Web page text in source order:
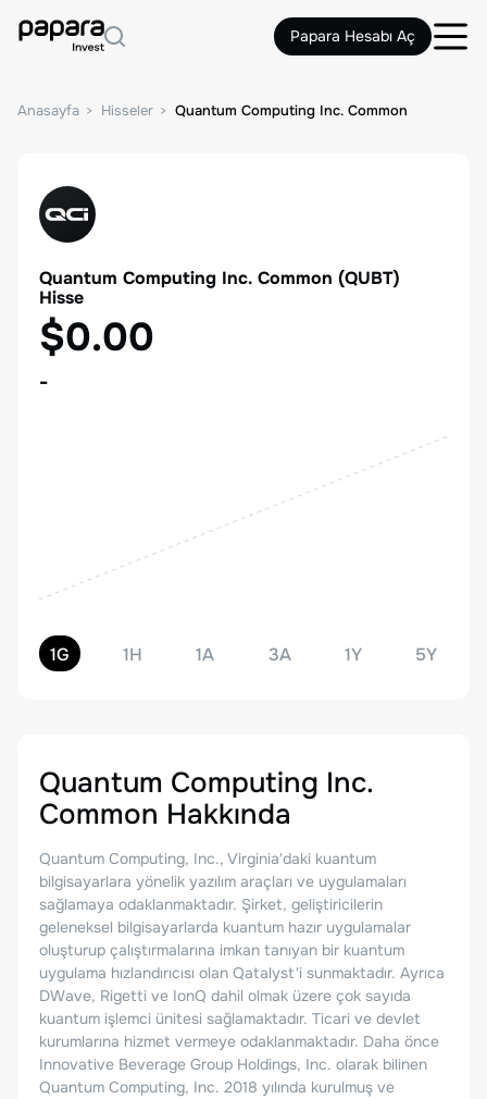
Papara Hesabı Aç
Anasayfa Hisseler Quantum Computing Inc. Common
Quantum Computing Inc. Common (QUBT)
Hisse
$0.00
-
1G 1H 1A 3A 1Y 5Y
Quantum Computing Inc.
Common Hakkında
Quantum Computing, Inc., Virginia'daki kuantum
bilgisayarlara yönelik yazılım araçları ve uygulamaları
sağlamaya odaklanmaktadır. Şirket, geliştiricilerin
geleneksel bilgisayarlarda kuantum hazır uygulamalar
oluşturup çalıştırmalarına imkan tanıyan bir kuantum
uygulama hızlandırıcısı olan Qatalyst'i sunmaktadır. Ayrıca
DWave, Rigetti ve IonQ dahil olmak üzere çok sayıda
kuantum işlemci ünitesi sağlamaktadır. Ticari ve devlet
kurumlarına hizmet vermeye odaklanmaktadır. Daha önce
Innovative Beverage Group Holdings, Inc. olarak bilinen
Quantum Computing, Inc. 2018 yılında kurulmuş ve